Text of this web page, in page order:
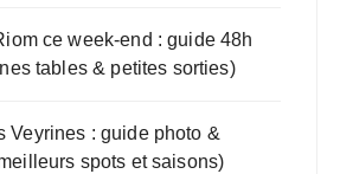
ce week-end : guide 48h
tables & petites sorties)
Veyrines : guide photo &
spots et saisons)